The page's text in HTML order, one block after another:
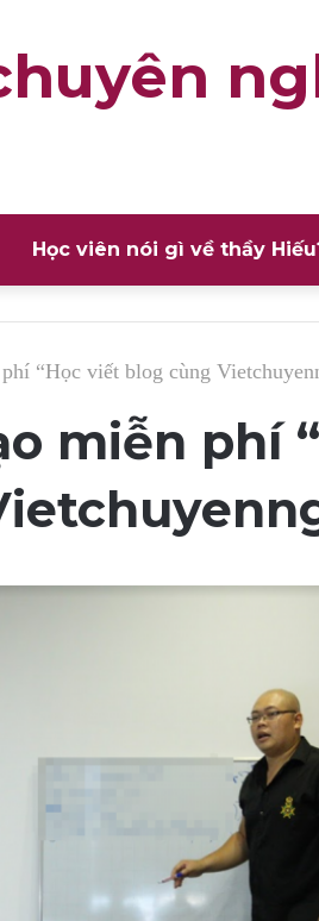
Học viên nói gì về thầy
“Học viết blog cùng
miễn phí